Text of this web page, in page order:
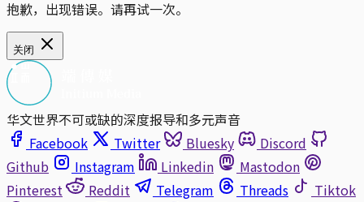
抱歉，出现错误。请再试一次。
关闭
华文世界不可或缺的深度报导和多元声音
Facebook
Twitter Bluesky
Discord
Github
Instagram Linkedin
Mastodon
Pinterest
Reddit Telegram Threads
Tiktok